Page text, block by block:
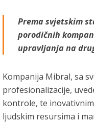
Prema svjetskim
porodičnih
upravljanja na
Kompanija Mibral, sa
profesionalizacije,
kontrole, te
ljudskim resursima i